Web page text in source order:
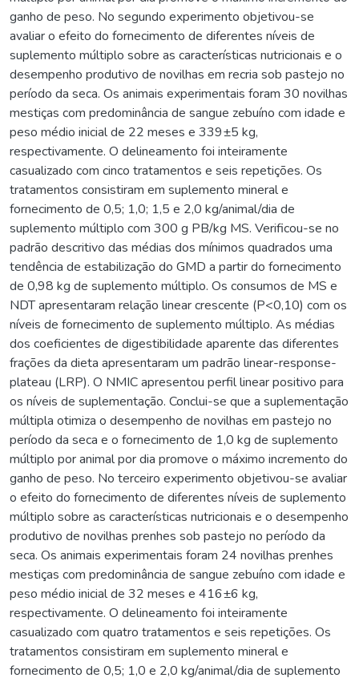
ganho de peso. No segundo experimento objetivou-se
avaliar o efeito do fornecimento de diferentes níveis de
suplemento múltiplo sobre as características nutricionais e o
desempenho produtivo de novilhas em recria sob pastejo no
período da seca. Os animais experimentais foram 30 novilhas
mestiças com predominância de sangue zebuíno com idade e
peso médio inicial de 22 meses e 339±5 kg,
respectivamente. O delineamento foi inteiramente
casualizado com cinco tratamentos e seis repetições. Os
tratamentos consistiram em suplemento mineral e
fornecimento de 0,5; 1,0; 1,5 e 2,0 kg/animal/dia de
suplemento múltiplo com 300 g PB/kg MS. Verificou-se no
padrão descritivo das médias dos mínimos quadrados uma
tendência de estabilização do GMD a partir do fornecimento
de 0,98 kg de suplemento múltiplo. Os consumos de MS e
NDT apresentaram relação linear crescente (P<0,10) com os
níveis de fornecimento de suplemento múltiplo. As médias
dos coeficientes de digestibilidade aparente das diferentes
frações da dieta apresentaram um padrão linear-response-
plateau (LRP). O NMIC apresentou perfil linear positivo para
os níveis de suplementação. Conclui-se que a suplementação
múltipla otimiza o desempenho de novilhas em pastejo no
período da seca e o fornecimento de 1,0 kg de suplemento
múltiplo por animal por dia promove o máximo incremento do
ganho de peso. No terceiro experimento objetivou-se avaliar
o efeito do fornecimento de diferentes níveis de suplemento
múltiplo sobre as características nutricionais e o desempenho
produtivo de novilhas prenhes sob pastejo no período da
seca. Os animais experimentais foram 24 novilhas prenhes
mestiças com predominância de sangue zebuíno com idade e
peso médio inicial de 32 meses e 416±6 kg,
respectivamente. O delineamento foi inteiramente
casualizado com quatro tratamentos e seis repetições. Os
tratamentos consistiram em suplemento mineral e
fornecimento de 0,5; 1,0 e 2,0 kg/animal/dia de suplemento